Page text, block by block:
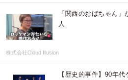
「関西のおばちゃん
人
株式会社Cloud Illusion
【歴史的事件】90年